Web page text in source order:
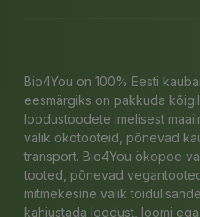
Bio4You on 100% Eesti
eesmärgiks on pakkuda
loodustoodete imelisest
valik ökotooteid, põnevad
transport. Bio4You ökopoe
tooted, põnevad
mitmekesine valik
kahjustada loodust, loomi